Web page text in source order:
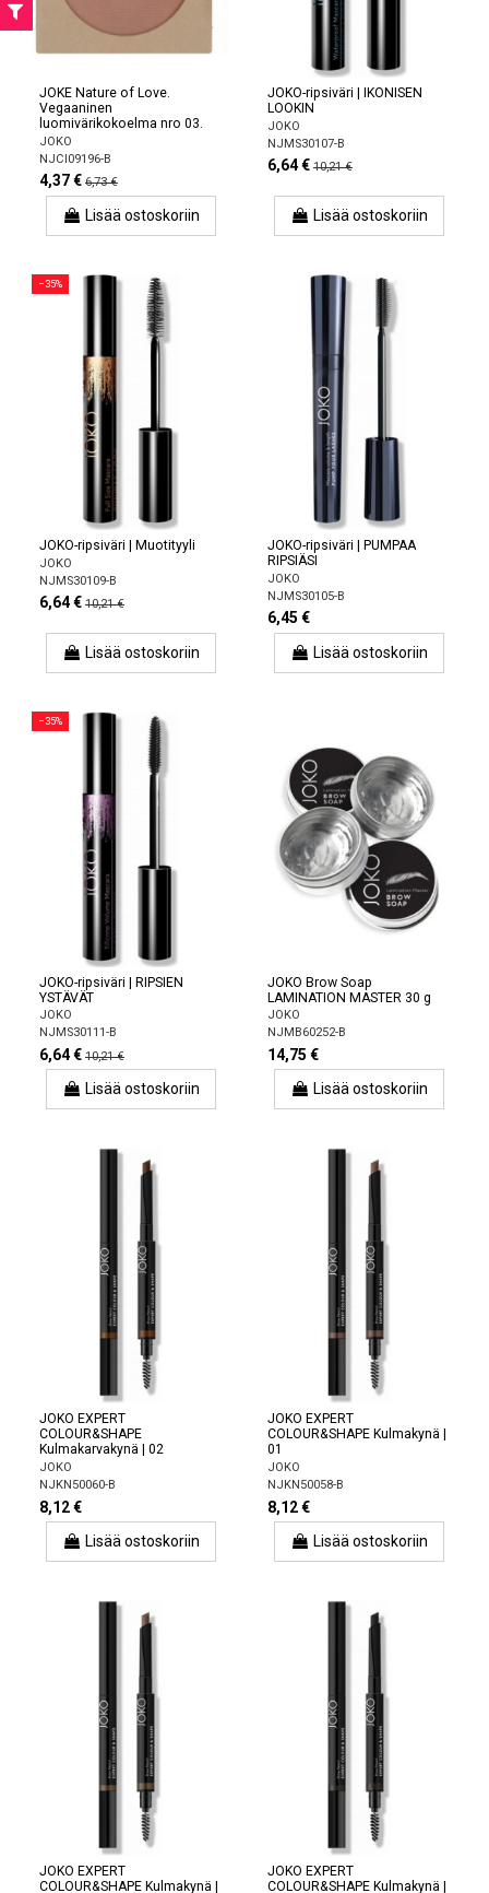
JOKE Nature of Love.
Vegaaninen
luomivärikokoelma nro 03.
JOKO
NJCI09196-B
4,37 € 6,73 €
Lisää ostoskoriin
JOKO-ripsiväri | IKONISEN
LOOKIN
JOKO
NJMS30107-B
6,64 € 10,21 €
Lisää ostoskoriin
−35%
JOKO-ripsiväri | Muotityyli
JOKO
NJMS30109-B
6,64 € 10,21 €
Lisää ostoskoriin
JOKO-ripsiväri | PUMPAA
RIPSIÄSI
JOKO
NJMS30105-B
6,45 €
Lisää ostoskoriin
−35%
JOKO-ripsiväri | RIPSIEN
YSTÄVÄT
JOKO
NJMS30111-B
6,64 € 10,21 €
Lisää ostoskoriin
JOKO Brow Soap
LAMINATION MASTER 30 g
JOKO
NJMB60252-B
14,75 €
Lisää ostoskoriin
JOKO EXPERT
COLOUR&SHAPE
Kulmakarvakynä | 02
JOKO
NJKN50060-B
8,12 €
Lisää ostoskoriin
JOKO EXPERT
COLOUR&SHAPE Kulmakynä |
01
JOKO
NJKN50058-B
8,12 €
Lisää ostoskoriin
JOKO EXPERT
COLOUR&SHAPE Kulmakynä |
JOKO EXPERT
COLOUR&SHAPE Kulmakynä |